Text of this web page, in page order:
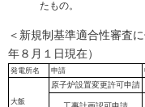
たもの。
＜新規制基準適合性審査
年８月１日現在）
発電所名 申請
大飯
原子炉設置変更許可申請